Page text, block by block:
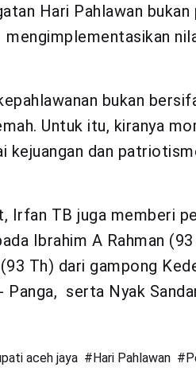
Hari Pahlawan
bukan
Untuk itu, kiranya
kejuangan dan
Irfan TB juga memberi
Ibrahim A Rahman
Th) dari gampong
Panga, serta Nyak
aceh jaya #Hari Pahlawan #